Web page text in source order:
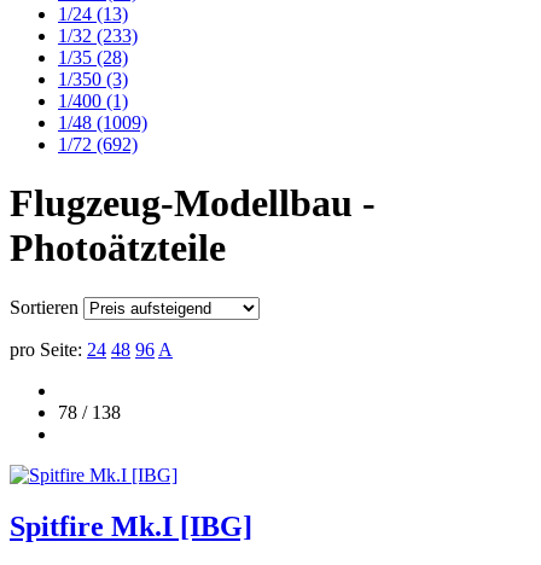
1/24 (13)
1/32 (233)
1/35 (28)
1/350 (3)
1/400 (1)
1/48 (1009)
1/72 (692)
Flugzeug-Modellbau -
Photoätzteile
Sortieren
pro Seite: 24 48 96 A
78 / 138
Spitfire Mk.I [IBG]